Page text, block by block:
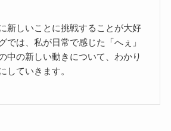
新しいことに挑戦することが大好
では、私が日常で感じた「へぇ」
中の新しい動きについて、わかり
していきます。